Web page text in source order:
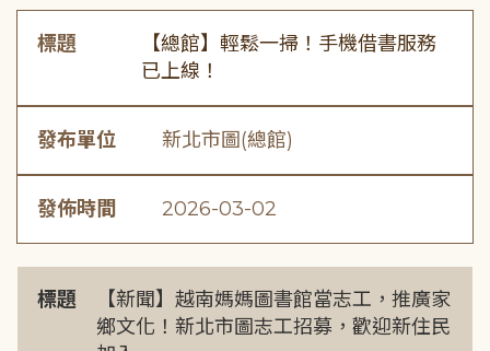
標題
【總館】輕鬆一掃！手機借書服務
已上線！
發布單位 新北市圖(總館)
發佈時間 2026-03-02
標題
【新聞】越南媽媽圖書館當志工，推廣家
鄉文化！新北市圖志工招募，歡迎新住民